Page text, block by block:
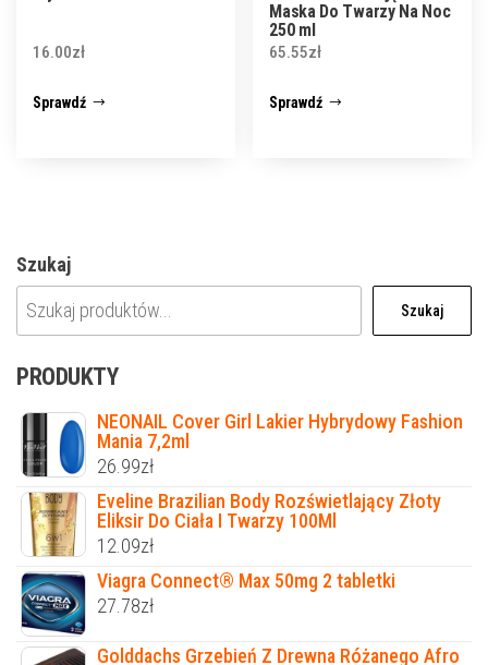
16.00zł
Sprawdź
Maska Do Twarzy Na Noc
250 ml
65.55zł
Sprawdź
Szukaj
Szukaj
PRODUKTY
NEONAIL Cover Girl Lakier Hybrydowy Fashion
Mania 7,2ml
26.99zł
Eveline Brazilian Body Rozświetlający Złoty
Eliksir Do Ciała I Twarzy 100Ml
12.09zł
Viagra Connect® Max 50mg 2 tabletki
27.78zł
Golddachs Grzebień Z Drewna Różanego Afro